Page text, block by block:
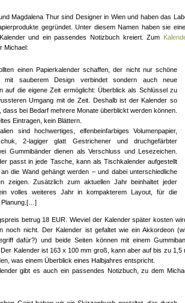
Magdalena Thur sind Designer in Wien und haben das
gegründet. Unter diesem Namen haben sie
und ein passendes Notizbuch kreiert. Zum
Michael:
einen Papierkalender schaffen, der nicht nur schöne
mit sauberem Design verbindet sondern auch neue
auf die eigene Zeit ermöglicht: Überblick als Schlüssel zu
Umgang mit de Zeit. Deshalb ist der Kalender so
dass bei Bedarf mehrere Monate überblickt werden können.
Eintragen, kein Blättern.
sind hochwertiges, elfenbeinfarbiges Volumenpapier,
2-lagiger glatt Gestrichener und druchgefärbter
Gummibänder dienen als Verschluss und Lesezeichen.
passt in jede Tasche, kann als Tischkalender aufgestellt
die Wand gehängt werden – und dabei unterschiedliche
zeigen. Zusätzlich zum aktuellen Jahr beinhaltet jeder
volles weiteres Jahr in kompakterem Layout, für die
Planung.[…]
betrug 18 EUR. Wieviel der Kalender später kosten
noch nicht. Der Kalender ist gefaltet wie ein Akkordeon
dafür?) und beide Seiten können mit einem
Kalender ist 163 x 100 mm groß, kann aber auf bis zu 1,5
was einem Überblick eines Halbjahres entspricht.
gibt es auch ein passendes Notizbuch, zu dem